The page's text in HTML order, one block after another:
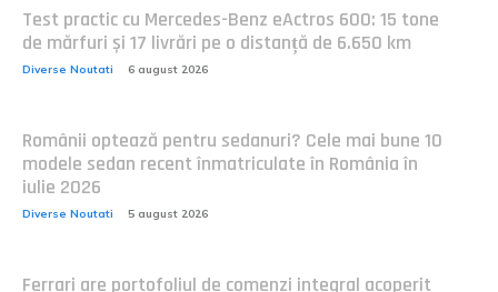
Test practic cu Mercedes-Benz eActros 600: 15 tone
de mărfuri și 17 livrări pe o distanță de 6.650 km
Diverse Noutati 6 august 2026
Românii optează pentru sedanuri? Cele mai bune 10
modele sedan recent înmatriculate în România în
iulie 2026
Diverse Noutati 5 august 2026
Ferrari are portofoliul de comenzi integral acoperit